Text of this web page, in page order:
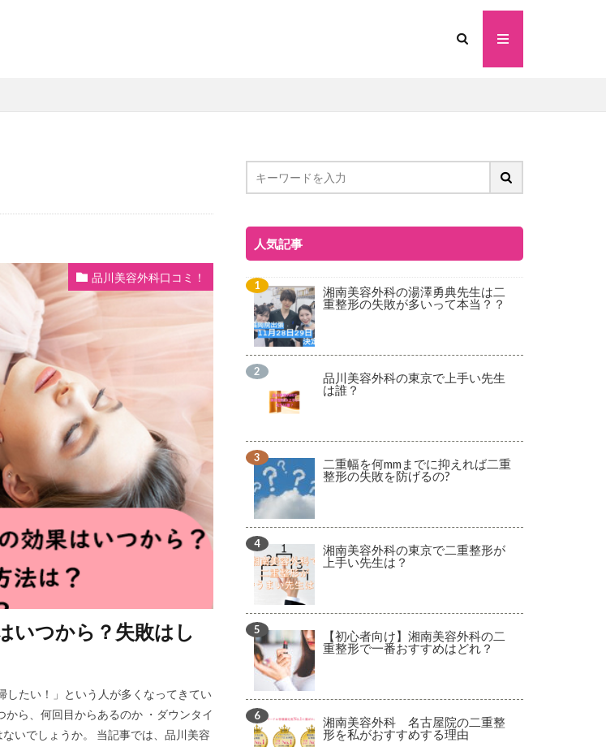
品川美容外科口コミ！
いつから？失敗はし
したい！」という人が多くなってきてい
ら、何回目からあるのか ・ダウンタイ
いでしょうか。 当記事では、品川美容
人気記事
湘南美容外科の湯澤勇典先生は二
重整形の失敗が多いって本当？？
品川美容外科の東京で上手い先生
は誰？
二重幅を何mmまでに抑えれば二重
整形の失敗を防げるの?
湘南美容外科の東京で二重整形が
上手い先生は？
【初心者向け】湘南美容外科の二
重整形で一番おすすめはどれ？
湘南美容外科 名古屋院の二重整
形を私がおすすめする理由